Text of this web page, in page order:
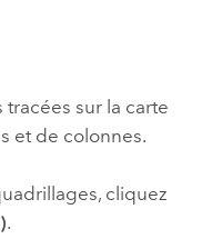
sur la carte
et de colonnes.
cliquez
.